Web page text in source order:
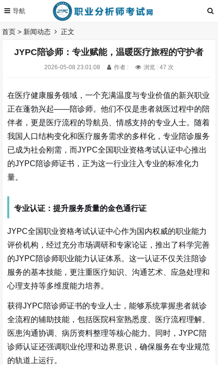
首页 > 新闻动态 正文
JYPC陪诊师：专业赋能，温暖医疗旅程的守护者
2026-05-08 23:01:08 作者 : 浏览 : 47 次
在医疗健康服务领域，一个充满温度与专业价值的新兴职业
正在蓬勃兴起——陪诊师。他们不仅是患者就医过程中的陪
伴者，更是医疗流程的导航员、情感支持的专业人士。随着
我国人口结构变化和医疗服务需求的多样化，专业陪诊服务
已成为社会刚需，而JYPC全国职业资格考试认证中心推出
的JYPC陪诊师证书，正为这一行业注入专业的标准化力
量。
专业认证：提升服务质量的金色通行证
JYPC全国职业资格考试认证中心作为国内权威的职业能力
评价机构，经过充分市场调研和专家论证，推出了科学完善
的JYPC陪诊师职业能力认证体系。这一认证不仅关注陪诊
服务的基本技能，更注重医疗知识、沟通艺术、应急处理和
心理支持等多维度能力培养。
获得JYPC陪诊师证书的专业人士，能够系统掌握患者就诊
全流程的辅助技能，包括医院科室熟悉度、医疗流程理解、
医患沟通协调、病历资料整理等核心能力。同时，JYPC陪
诊师认证还强调职业伦理和边界意识，确保服务在专业规范
的轨道上运行。